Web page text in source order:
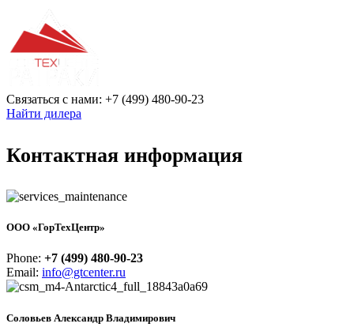
Связаться с нами: +7 (499) 480-90-23
Найти дилера
Контактная информация
ООО «ГорТехЦентр»
Phone: +7 (499) 480-90-23
Email: info@gtcenter.ru
Соловьев Александр Владимирович